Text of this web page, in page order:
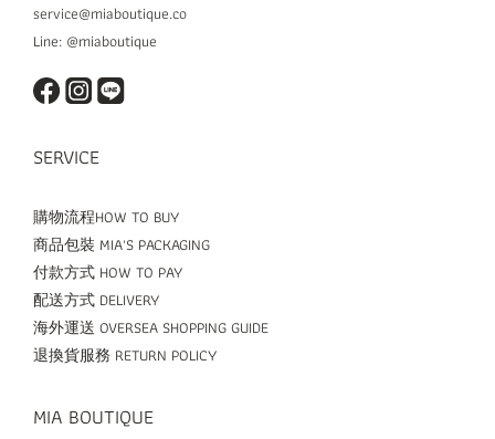
service@miaboutique.co
Line: @miaboutique
SERVICE
購物流程HOW TO BUY
商品包裝 MIA'S PACKAGING
付款方式 HOW TO PAY
配送方式 DELIVERY
海外運送 OVERSEA SHOPPING GUIDE
退換貨服務 RETURN POLICY
MIA BOUTIQUE